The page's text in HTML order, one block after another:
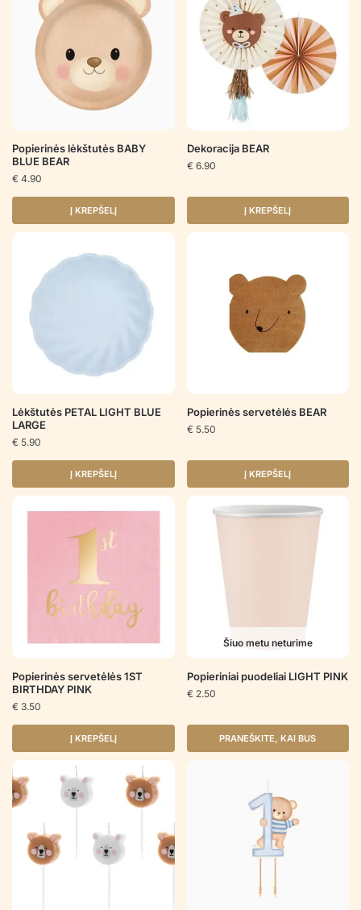
Popierinės lėkštutės BABY
BLUE BEAR
€ 4.90
Į KREPŠELĮ
Dekoracija BEAR
€ 6.90
Į KREPŠELĮ
Lėkštutės PETAL LIGHT BLUE
LARGE
€ 5.90
Į KREPŠELĮ
Popierinės servetėlės BEAR
€ 5.50
Į KREPŠELĮ
Popierinės servetėlės 1ST
BIRTHDAY PINK
€ 3.50
Į KREPŠELĮ
Šiuo metu neturime
Popieriniai puodeliai LIGHT PINK
€ 2.50
PRANEŠKITE, KAI BUS